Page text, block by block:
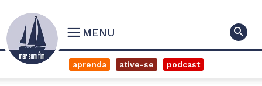
MENU
aprenda ative-se podcast